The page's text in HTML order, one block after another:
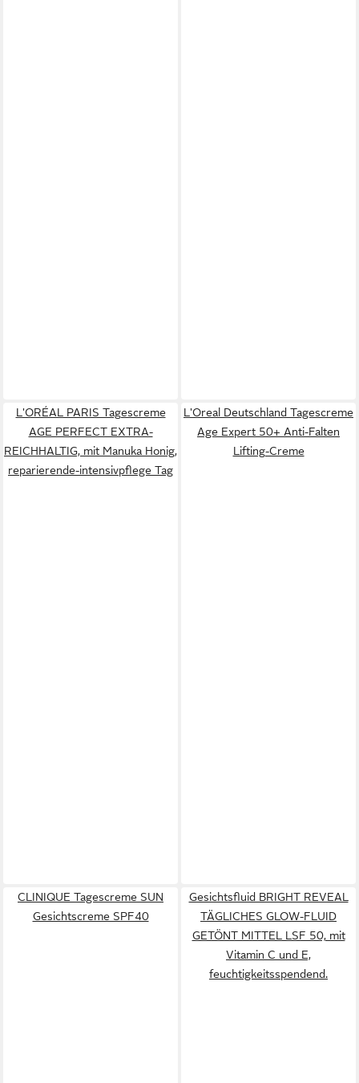
L'ORÉAL PARIS Tagescreme
AGE PERFECT EXTRA-
REICHHALTIG, mit Manuka Honig,
reparierende-intensivpflege Tag
L'Oreal Deutschland Tagescreme
Age Expert 50+ Anti-Falten
Lifting-Creme
CLINIQUE Tagescreme SUN
Gesichtscreme SPF40
Gesichtsfluid BRIGHT REVEAL
TÄGLICHES GLOW-FLUID
GETÖNT MITTEL LSF 50, mit
Vitamin C und E,
feuchtigkeitsspendend.